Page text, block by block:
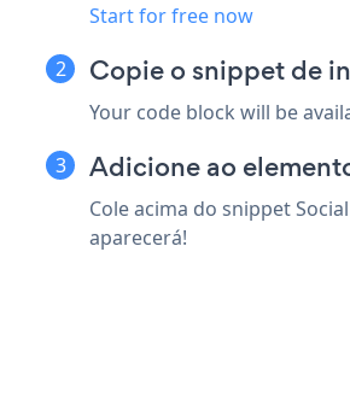
Start for free now
Copie o snippet de
Your code block will be
Adicione ao
Cole acima do snippet
aparecerá!